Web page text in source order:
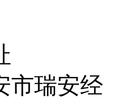
市瑞安经